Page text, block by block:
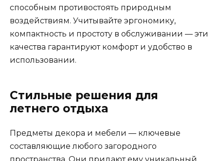
способным противостоять природным
воздействиям. Учитывайте эргономику,
компактность и простоту в обслуживании — эти
качества гарантируют комфорт и удобство в
использовании.
Стильные решения для
летнего отдыха
Предметы декора и мебели — ключевые
составляющие любого загородного